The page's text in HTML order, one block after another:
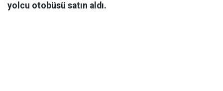
yolcu otobüsü satın aldı.